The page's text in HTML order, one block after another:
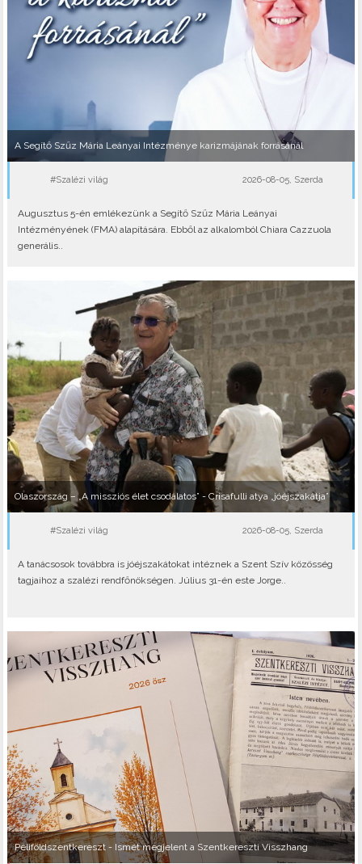
A Segítő Szűz Mária Leányai Intézménye karizmájának forrásánál
#Szalézi világ 2026-08-05, Szerda
Augusztus 5-én emlékezünk a Segítő Szűz Mária Leányai
Intézményének (FMA) alapítására. Ebből az alkalomból Chiara Cazzuola
generális..
Olaszország – „A missziós élet csodálatos” - Crisafulli atya „jóéjszakátja”
#Szalézi világ 2026-08-05, Szerda
A tanácsosok továbbra is jóéjszakátokat intéznek a Szent Szív közösség
tagjaihoz a szalézi rendfőnökségen. Július 31-én este Jorge..
Péliföldszentkereszt - Ismét megjelent a Szentkereszti Visszhang